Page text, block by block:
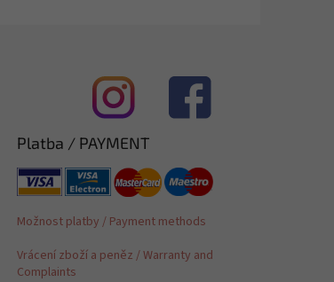
Platba / PAYMENT
Možnost platby / Payment methods
Vrácení zboží a peněz / Warranty and
Complaints